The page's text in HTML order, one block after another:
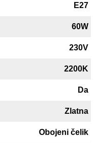
E27
60W
230V
2200K
Da
Zlatna
Obojeni čelik